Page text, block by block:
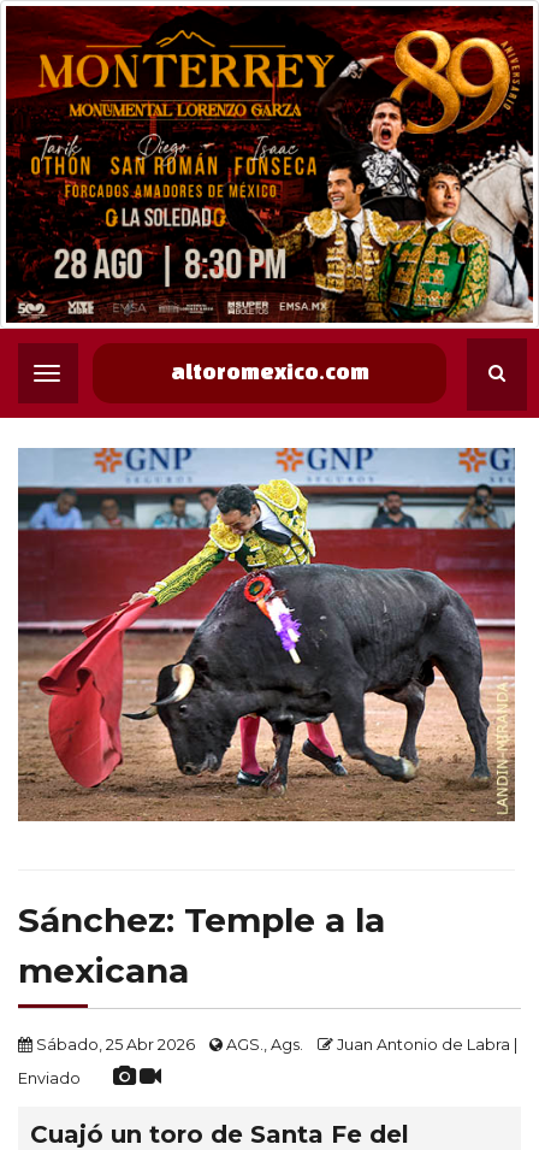
altoromexico.com
Sánchez: Temple a la
mexicana
Sábado, 25 Abr 2026 AGS., Ags.
Juan Antonio de Labra |
Enviado
Cuajó un toro de Santa Fe del